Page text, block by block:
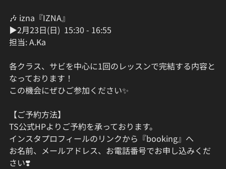
🎶 izna『IZNA』
▶︎2月23日(日)  15:30 - 16:55
担当: A.Ka
各クラス、サビを中心に1回のレッスンで完結する内容と
なっております！
この機会にぜひご参加ください✨
【ご予約方法】
TS公式HPよりご予約を承っております。
インスタプロフィールのリンクから『booking』へ
お名前、メールアドレス、お電話番号でお申し込みくだ
さい❣️